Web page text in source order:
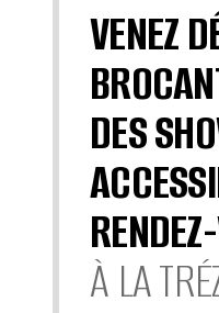
VENEZ
DES
À LA